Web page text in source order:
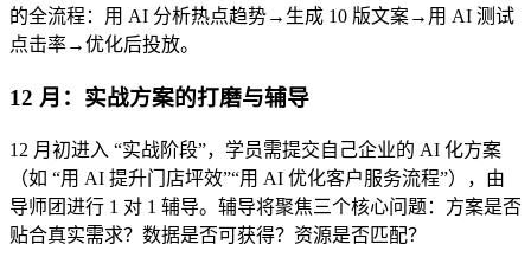
的全流程：用 AI 分析热点趋势→生成 10 版文案→用 AI 测试
点击率→优化后投放。
12 月：实战方案的打磨与辅导
12 月初进入 “实战阶段”，学员需提交自己企业的 AI 化方案
（如 “用 AI 提升门店坪效”“用 AI 优化客户服务流程”），由
导师团进行 1 对 1 辅导。辅导将聚焦三个核心问题：方案是否
贴合真实需求？数据是否可获得？资源是否匹配？